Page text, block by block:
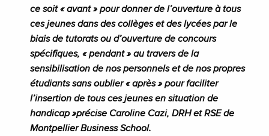
ce soit « avant » pour donner de l’ouverture à tous
ces jeunes dans des collèges et des lycées par le
biais de tutorats ou d’ouverture de concours
spécifiques, « pendant » au travers de la
sensibilisation de nos personnels et de nos propres
étudiants sans oublier « après » pour faciliter
l’insertion de tous ces jeunes en situation de
handicap »précise Caroline Cazi, DRH et RSE de
Montpellier Business School.